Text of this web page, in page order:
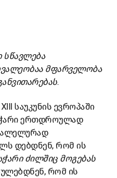
სწავლება
მფარველობა
საუკუნის ევროპაში
ერთდროულად
დებდნენ, რომ ის
ძილშიც მოგებას
რომ ის